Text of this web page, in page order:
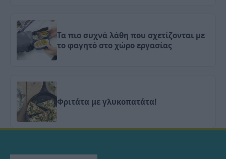
Τα πιο συχνά λάθη που σχετίζονται με
το φαγητό στο χώρο εργασίας
Φριτάτα με γλυκοπατάτα!